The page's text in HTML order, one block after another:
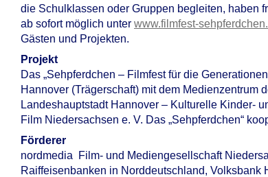
die Schulklassen oder Gruppen begleiten, haben
ab sofort möglich unter www.filmfest-
Gästen und Projekten.
Projekt
Das „Sehpferdchen – Filmfest für die
Hannover (Trägerschaft) mit dem Medienzentrum
Landeshauptstadt Hannover – Kulturelle Kinder-
Film Niedersachsen e. V. Das „Sehpferdchen“
Förderer
nordmedia Film- und Mediengesellschaft
Raiffeisenbanken in Norddeutschland, Volksbank